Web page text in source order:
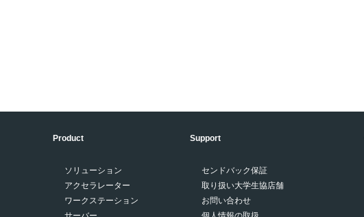
Product
ソリューション
アクセラレーター
ワークステーション
Support
センドバック保証
取り扱い大学生協店舗
お問い合わせ